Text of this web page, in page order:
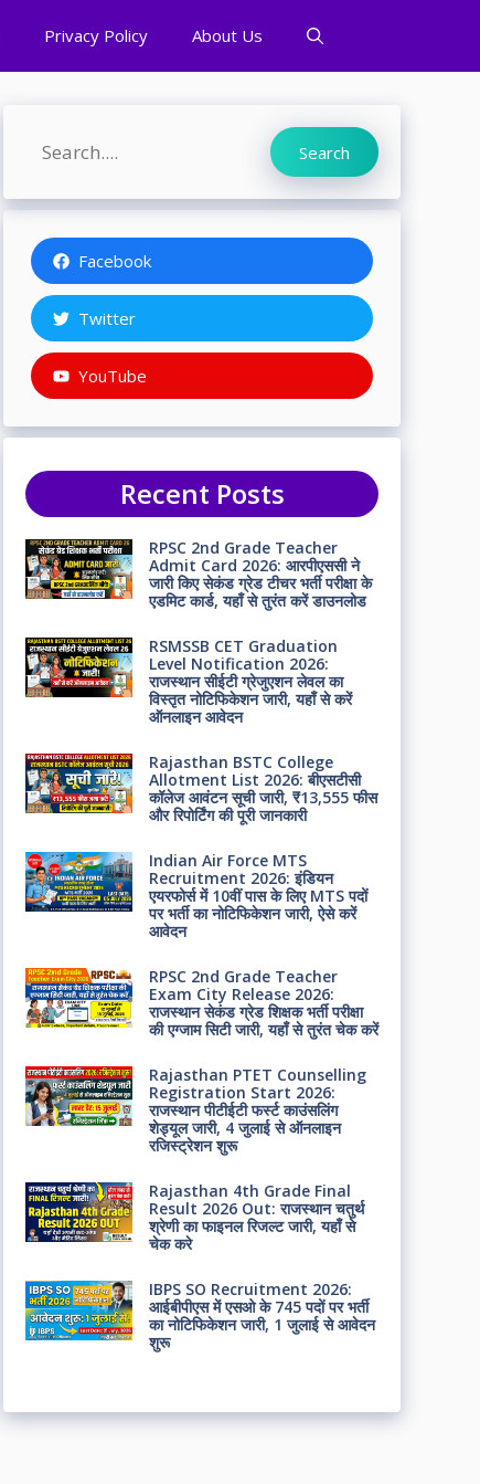
Privacy Policy About Us
Search Search
Facebook
Twitter
YouTube
Recent Posts
RPSC 2nd Grade Teacher
Admit Card 2026: आरपीएससी ने
जारी किए सेकंड ग्रेड टीचर भर्ती परीक्षा के
एडमिट कार्ड, यहाँ से तुरंत करें डाउनलोड
RSMSSB CET Graduation
Level Notification 2026:
राजस्थान सीईटी ग्रेजुएशन लेवल का
विस्तृत नोटिफिकेशन जारी, यहाँ से करें
ऑनलाइन आवेदन
Rajasthan BSTC College
Allotment List 2026: बीएसटीसी
कॉलेज आवंटन सूची जारी, ₹13,555 फीस
और रिपोर्टिंग की पूरी जानकारी
Indian Air Force MTS
Recruitment 2026: इंडियन
एयरफोर्स में 10वीं पास के लिए MTS पदों
पर भर्ती का नोटिफिकेशन जारी, ऐसे करें
आवेदन
RPSC 2nd Grade Teacher
Exam City Release 2026:
राजस्थान सेकंड ग्रेड शिक्षक भर्ती परीक्षा
की एग्जाम सिटी जारी, यहाँ से तुरंत चेक करें
Rajasthan PTET Counselling
Registration Start 2026:
राजस्थान पीटीईटी फर्स्ट काउंसलिंग
शेड्यूल जारी, 4 जुलाई से ऑनलाइन
रजिस्ट्रेशन शुरू
Rajasthan 4th Grade Final
Result 2026 Out: राजस्थान चतुर्थ
श्रेणी का फाइनल रिजल्ट जारी, यहाँ से
चेक करे
IBPS SO Recruitment 2026:
आईबीपीएस में एसओ के 745 पदों पर भर्ती
का नोटिफिकेशन जारी, 1 जुलाई से आवेदन
शुरू